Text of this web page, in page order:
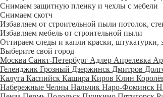
Снимаем защитную пленку и чехлы с мебели
Снимаем скотч
Избавляем от строительной пыли потолок,
Избавляем мебель от строительной пыли
Оттираем следы и капли краски, штукатурки,
Выберите свой город
Москва Санкт-Петербург Адлер Апрелевка
Геленджик Грозный Дзержинск Дмитров
Калуга Каспийск Кашира Киров Клин
Набережные Челны Нальчик Наро-Фоминск